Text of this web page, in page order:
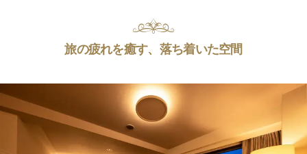
旅の疲れを癒す、落ち着いた空間